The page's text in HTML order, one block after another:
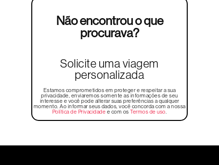
Não encontrou o que
procurava?
Solicite uma viagem
personalizada
Estamos comprometidos em proteger e respeitar a sua
privacidade, enviaremos somente as informações de seu
interesse e você pode alterar suas preferências a qualquer
momento. Ao informar seus dados, você concorda com a nossa
Política de Privacidade e com osTermos de uso